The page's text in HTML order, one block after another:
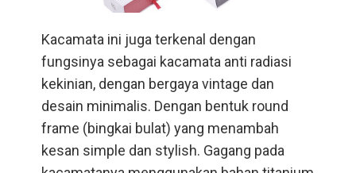
Kacamata ini juga terkenal dengan
fungsinya sebagai kacamata anti radiasi
kekinian, dengan bergaya vintage dan
desain minimalis. Dengan bentuk round
frame (bingkai bulat) yang menambah
kesan simple dan stylish. Gagang pada